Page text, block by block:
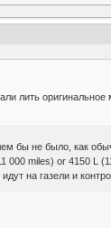
лить оригинальное
бы не было, как
000 miles) or 4150 L
на газели и